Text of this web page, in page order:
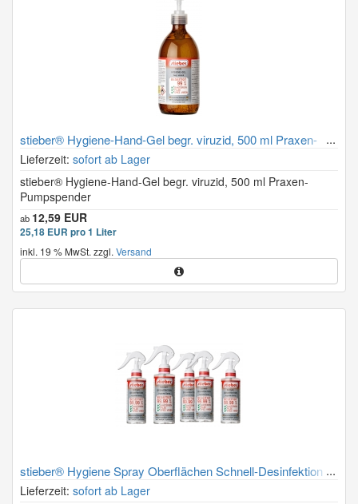
stieber® Hygiene-Hand-Gel begr. viruzid, 500 ml Praxen-
Pumpspender
Lieferzeit: sofort ab Lager
stieber® Hygiene-Hand-Gel begr. viruzid, 500 ml Praxen-
Pumpspender
ab 12,59 EUR
25,18 EUR pro 1 Liter
inkl. 19 % MwSt. zzgl. Versand
stieber® Hygiene Spray Oberflächen Schnell-Desinfektion
200 ml
Lieferzeit: sofort ab Lager